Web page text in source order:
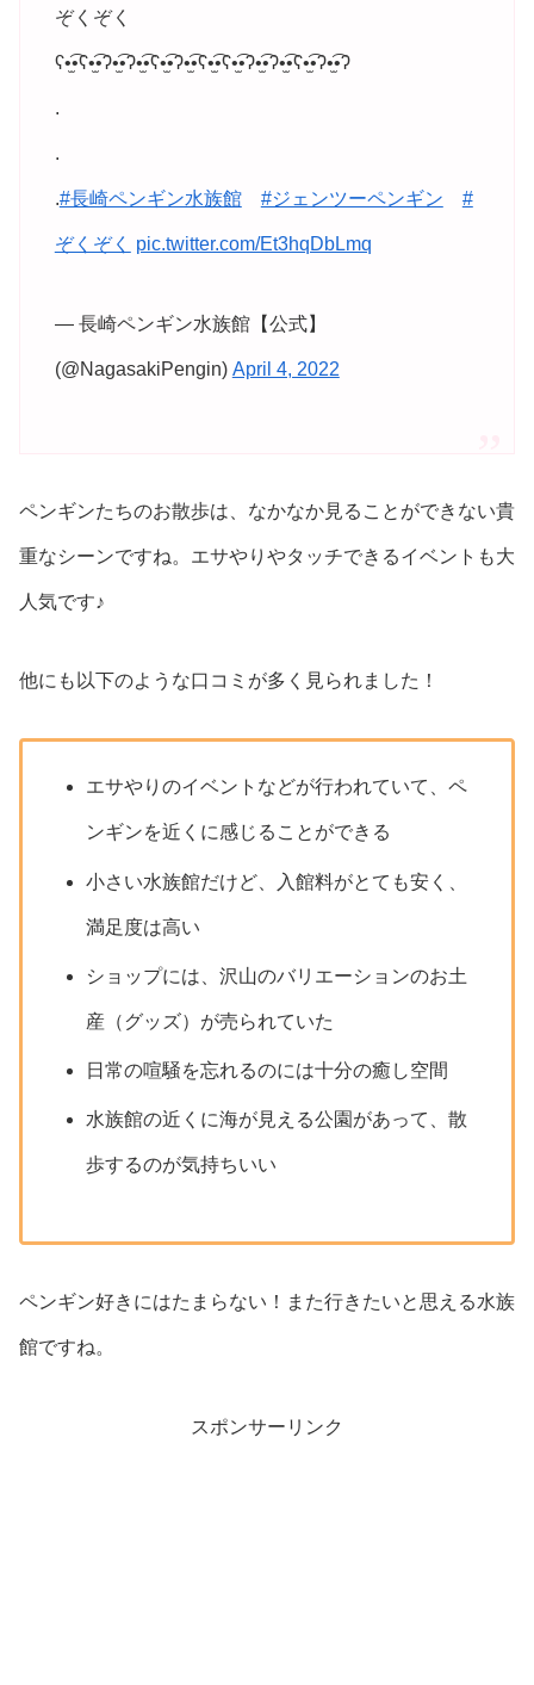
ぞくぞく
ʕ•̫͡•ʕ•̫͡•ʔ•̫͡•ʔ•̫͡•ʕ•̫͡•ʔ•̫͡•ʕ•̫͡•ʕ•̫͡•ʔ•̫͡•ʔ•̫͡•ʕ•̫͡•ʔ•̫͡•ʔ
.
.
.#長崎ペンギン水族館 #ジェンツーペンギン #
ぞくぞく pic.twitter.com/Et3hqDbLmq
— 長崎ペンギン水族館【公式】
(@NagasakiPengin) April 4, 2022
ペンギンたちのお散歩は、なかなか見ることができない貴
重なシーンですね。エサやりやタッチできるイベントも大
人気です♪
他にも以下のような口コミが多く見られました！
エサやりのイベントなどが行われていて、ペ
ンギンを近くに感じることができる
小さい水族館だけど、入館料がとても安く、
満足度は高い
ショップには、沢山のバリエーションのお土
産（グッズ）が売られていた
日常の喧騒を忘れるのには十分の癒し空間
水族館の近くに海が見える公園があって、散
歩するのが気持ちいい
ペンギン好きにはたまらない！また行きたいと思える水族
館ですね。
スポンサーリンク